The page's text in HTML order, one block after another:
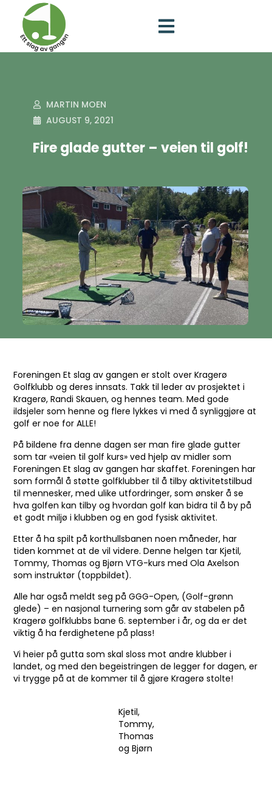
MARTIN MOEN
AUGUST 9, 2021
Fire glade gutter – veien til golf!
Foreningen Et slag av gangen er stolt over Kragerø
Golfklubb og deres innsats. Takk til leder av prosjektet i
Kragerø, Randi Skauen, og hennes team. Med gode
ildsjeler som henne og flere lykkes vi med å synliggjøre at
golf er noe for ALLE!
På bildene fra denne dagen ser man fire glade gutter
som tar «veien til golf kurs» ved hjelp av midler som
Foreningen Et slag av gangen har skaffet. Foreningen har
som formål å støtte golfklubber til å tilby aktivitetstilbud
til mennesker, med ulike utfordringer, som ønsker å se
hva golfen kan tilby og hvordan golf kan bidra til å by på
et godt miljø i klubben og en god fysisk aktivitet.
Etter å ha spilt på korthullsbanen noen måneder, har
tiden kommet at de vil videre. Denne helgen tar Kjetil,
Tommy, Thomas og Bjørn VTG-kurs med Ola Axelson
som instruktør (toppbildet).
Alle har også meldt seg på GGG-Open, (Golf-grønn
glede) – en nasjonal turnering som går av stabelen på
Kragerø golfklubbs bane 6. september i år, og da er det
viktig å ha ferdighetene på plass!
Vi heier på gutta som skal sloss mot andre klubber i
landet, og med den begeistringen de legger for dagen, er
vi trygge på at de kommer til å gjøre Kragerø stolte!
Kjetil,
Tommy,
Thomas
og Bjørn